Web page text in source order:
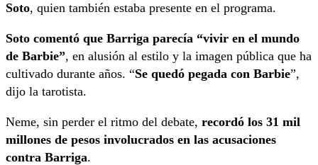
Soto, quien también estaba presente en el programa.
Soto comentó que Barriga parecía “vivir en el mundo
de Barbie”, en alusión al estilo y la imagen pública que ha
cultivado durante años. “Se quedó pegada con Barbie”,
dijo la tarotista.
Neme, sin perder el ritmo del debate, recordó los 31 mil
millones de pesos involucrados en las acusaciones
contra Barriga.